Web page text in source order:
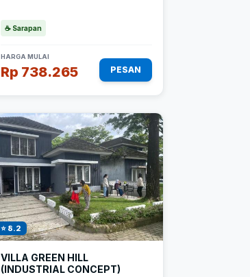
☕ Sarapan
HARGA MULAI
Rp 738.265 PESAN
⭐ 8.2
VILLA GREEN HILL
(INDUSTRIAL CONCEPT)